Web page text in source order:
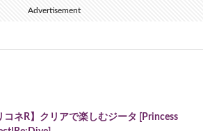
Advertisement
コネR】クリアで楽しむジータ [Princess